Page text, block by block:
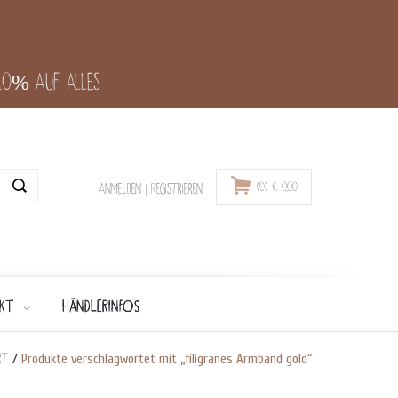
auf alles
Anmelden | Registrieren (0) € 0,00
HÄNDLERINFOS
/ Produkte verschlagwortet mit „filigranes Armband gold“